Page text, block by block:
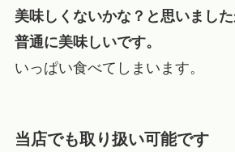
美味しくないかな？と思いまし
普通に美味しいです。
いっぱい食べてしまいます。
当店でも取り扱い可能です